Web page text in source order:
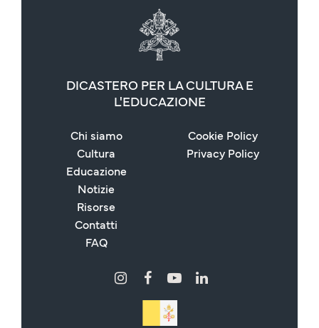
DICASTERO PER LA CULTURA E
L'EDUCAZIONE
Chi siamo
Cultura
Educazione
Notizie
Risorse
Contatti
FAQ
Cookie Policy
Privacy Policy